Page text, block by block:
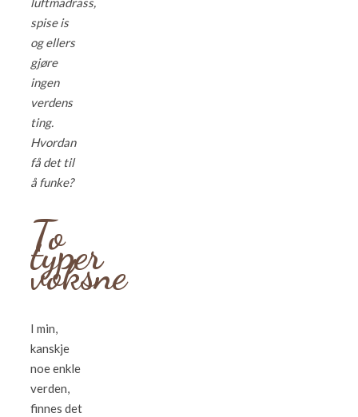
spise is
og ellers
gjøre
ingen
verdens
ting.
Hvordan
få det til
å funke?
To
typer
voksne
I min,
kanskje
noe enkle
verden,
finnes det